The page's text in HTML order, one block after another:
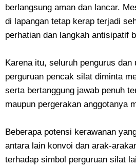
berlangsung aman dan lancar.
di lapangan tetap kerap terjadi
perhatian dan langkah antisipatif
Karena itu, seluruh pengurus dan
perguruan pencak silat diminta
serta bertanggung jawab penuh
maupun pergerakan anggotanya
Beberapa potensi kerawanan
antara lain konvoi dan arak-
terhadap simbol perguruan silat